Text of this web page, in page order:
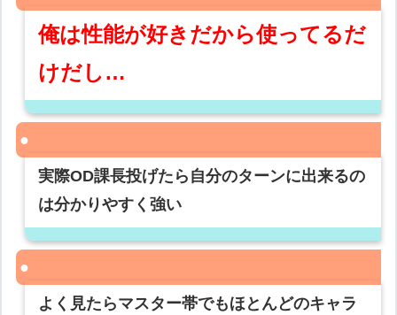
俺は性能が好きだから使ってるだ
けだし…
実際OD課長投げたら自分のターンに出来るの
は分かりやすく強い
よく見たらマスター帯でもほとんどのキャラ